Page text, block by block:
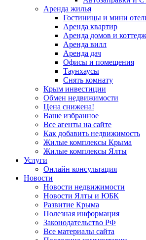
Аренда жилья
Гостиницы и мини
Аренда квартир
Аренда домов и
Аренда вилл
Аренда дач
Офисы и помещения
Таунхаусы
Снять комнату
Крым инвестиции
Обмен недвижимости
Цена снижена!
Ваше избранное
Все агенты на сайте
Как добавить недвижимость
Жилые комплексы Крыма
Жилые комплексы Ялты
Услуги
Онлайн консультация
Новости
Новости недвижимости
Новости Ялты и ЮБК
Развитие Крыма
Полезная информация
Законодательство РФ
Все материалы сайта